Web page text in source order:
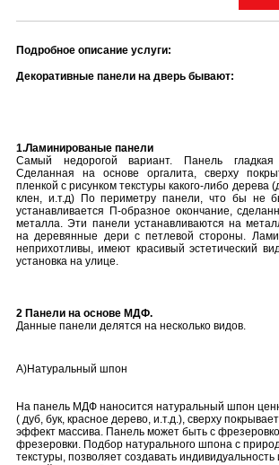
Подробное описание услуги:
Декоративные панели на дверь бывают:
1.Ламинированые панели
Самый недорогой вариант. Панель гладкая
Сделанная на основе оргалита, сверху
пленкой с рисунком текстуры какого-либо дерева
клен, и.т.д) По периметру панели, что бы не
устанавливается П-образное окончание,
металла. Эти панели устанавливаются на
на деревянные дери с петлевой стороны.
неприхотливы, имеют красивый эстетический
установка на улице.
2 Панели на основе МДФ.
Данные панели делятся на несколько видов.
А)Натуральный шпон
На панель МДФ наносится натуральный шпон
( дуб, бук, красное дерево, и.т.д.), сверху
эффект массива. Панель может быть с
фрезеровки. Подбор натурального шпона с
текстуры, позволяет создавать